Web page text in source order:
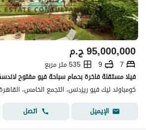
ج.م95,000,000
7
9
535 متر مربع
فيلا مستقلة فاخرة بحمام سباحة فيو مفتوح
كومباوند ليك فيو ريزدنس، التجمع الخامس،
الإيميل
اتصل